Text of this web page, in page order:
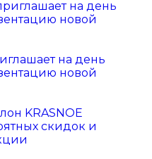
на день
новой